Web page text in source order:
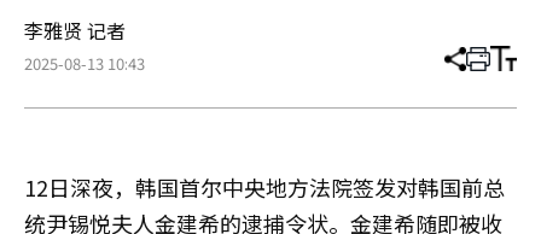
李雅贤 记者
2025-08-13 10:43 分
章
打 调
小
12日深夜，韩国首尔中央地方法院签发对韩国前总
统尹锡悦夫人金建希的逮捕令状。金建希随即被收